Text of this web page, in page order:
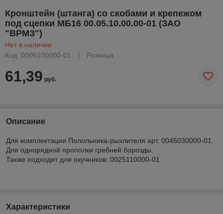
Кронштейн (штанга) со скобами и крепежом
под сцепки МБ16 00.05.10.00.00-01 (ЗАО
"ВРМЗ")
Нет в наличии
Код: 0005100000-01
Розница
61,39 руб.
Описание
Для комплектации Полольника-рыхлителя арт. 0045030000-01.
Для однорядной прополки гребней борозды.
Также подходит для окучников: 0025110000-01
Характеристики